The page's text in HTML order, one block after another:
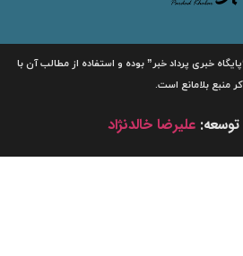
خبریپرداد خبر”بوده و استفاده از مطالب آن با
بلامانع است.
علیرضا خالدنژاد